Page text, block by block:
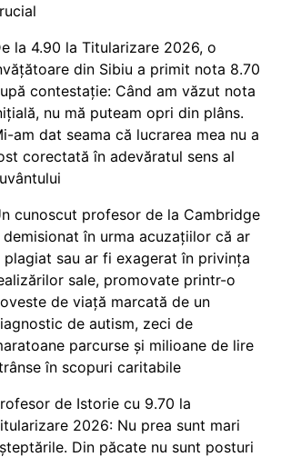
la 4.90 la Titularizare 2026, o
din Sibiu a primit nota 8.70
contestație: Când am văzut nota
nu mă puteam opri din plâns.
am dat seama că lucrarea mea nu a
corectată în adevăratul sens al
cunoscut profesor de la Cambridge
demisionat în urma acuzațiilor că ar
plagiat sau ar fi exagerat în privința
sale, promovate printr-o
de viață marcată de un
de autism, zeci de
parcurse și milioane de lire
în scopuri caritabile
de Istorie cu 9.70 la
2026: Nu prea sunt mari
Din păcate nu sunt posturi